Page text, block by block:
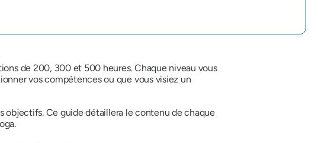
de 200, 300 et 500 heures. Chaque niveau vous
vos compétences ou que vous visiez un
objectifs. Ce guide détaillera le contenu de chaque